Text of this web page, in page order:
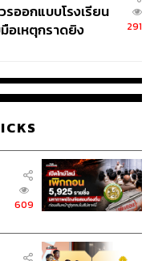
รออกแบบโรงเรียน
อเหตุกราดยิง
291
609